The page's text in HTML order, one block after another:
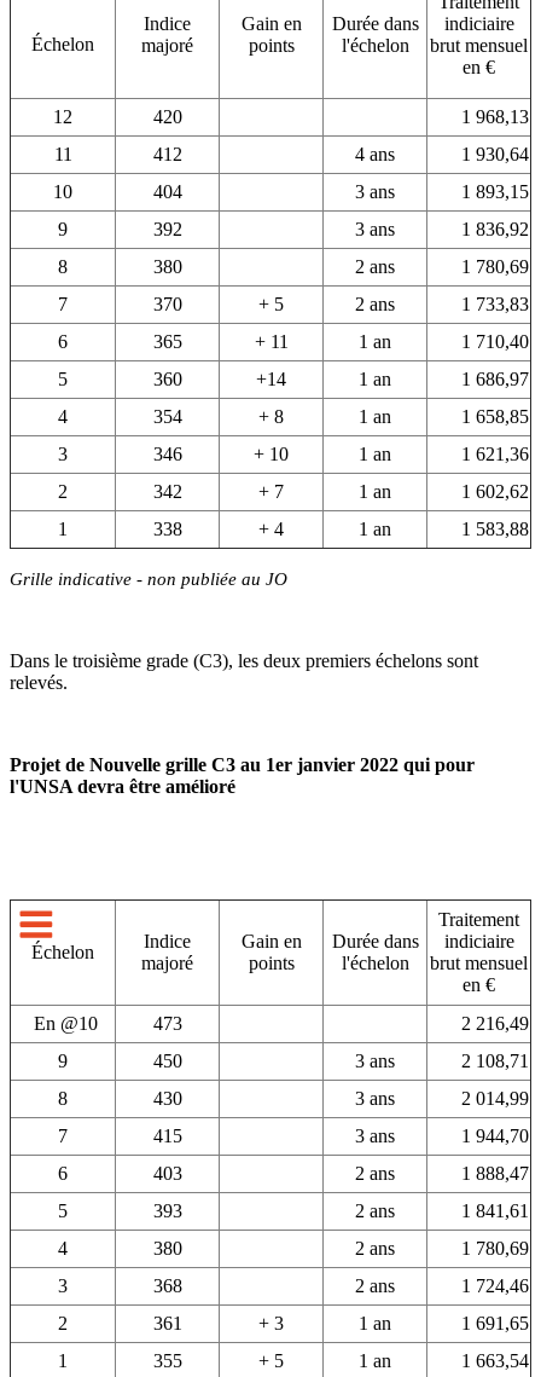
Échelon
Indice
majoré
Gain en
points
Durée dans
l'échelon
indiciaire
brut mensuel
en €
12 420
1 968,13
11
412 4 ans
1 930,64
10
404 3 ans
1 893,15
9
392 3 ans
1 836,92
8
380 2 ans
1 780,69
7
370 + 5 2 ans
1 733,83
6
365 + 11 1 an
1 710,40
5
360 +14 1 an
1 686,97
4
354 + 8 1 an
1 658,85
3
346 + 10 1 an
1 621,36
2
342 + 7 1 an
1 602,62
1
338 + 4 1 an 1 583,88
Grille indicative - non publiée au JO
Dans le troisième grade (C3), les deux premiers échelons sont
relevés.
Projet de Nouvelle grille C3 au 1er janvier 2022 qui pour
l'UNSA devra être amélioré
Échelon
Indice
majoré
Gain en
points
Durée dans
l'échelon
Traitement
indiciaire
brut mensuel
en €
En @10
473
2 216,49
9
450 3 ans
2 108,71
8
430 3 ans
2 014,99
7
415 3 ans
1 944,70
6
403 2 ans
1 888,47
5
393 2 ans
1 841,61
4
380 2 ans
1 780,69
3
368 2 ans
1 724,46
2
361 + 3 1 an
1 691,65
1
355 + 5 1 an 1 663,54